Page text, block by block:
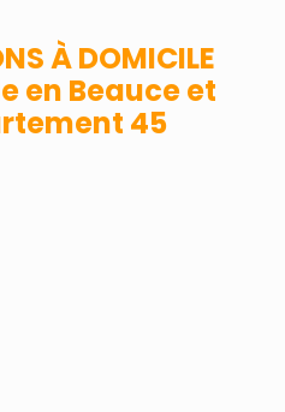
À DOMICILE
en Beauce et
45